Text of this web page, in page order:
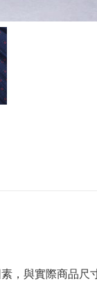
，與實際商品尺